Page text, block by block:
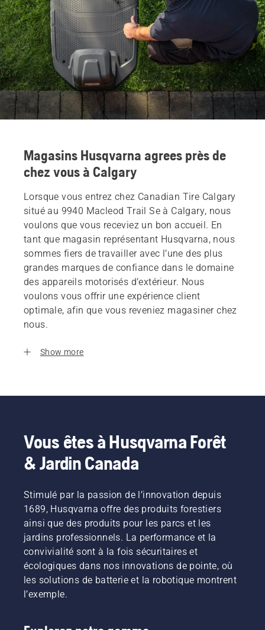
Magasins Husqvarna agrees près de
chez vous à Calgary
Lorsque vous entrez chez Canadian Tire Calgary
situé au 9940 Macleod Trail Se à Calgary, nous
voulons que vous receviez un bon accueil. En
tant que magasin représentant Husqvarna, nous
sommes fiers de travailler avec l’une des plus
grandes marques de confiance dans le domaine
des appareils motorisés d’extérieur. Nous
voulons vous offrir une expérience client
optimale, afin que vous reveniez magasiner chez
nous.
Show more
Vous êtes à Husqvarna Forêt
& Jardin Canada
Stimulé par la passion de l’innovation depuis
1689, Husqvarna offre des produits forestiers
ainsi que des produits pour les parcs et les
jardins professionnels. La performance et la
convivialité sont à la fois sécuritaires et
écologiques dans nos innovations de pointe, où
les solutions de batterie et la robotique montrent
l’exemple.